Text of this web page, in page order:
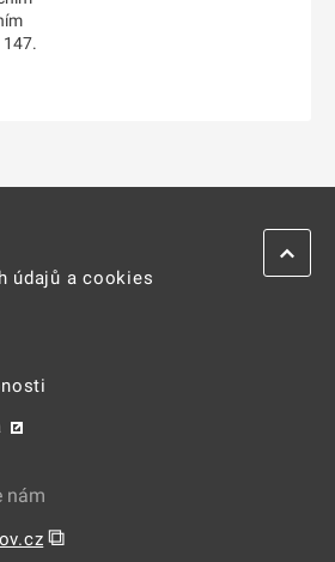
údajů a cookies
nám
⧉